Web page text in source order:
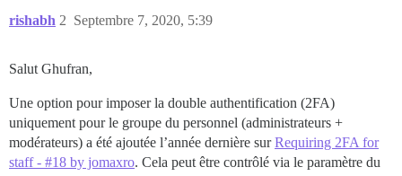
rishabh Septembre 7, 2020, 5:39
2
Salut Ghufran,
Une option pour imposer la double authentification (2FA)
uniquement pour le groupe du personnel (administrateurs +
modérateurs) a été ajoutée l’année dernière surRequiring 2FA for
staff - #18 by jomaxro. Cela peut être contrôlé via le paramètre du